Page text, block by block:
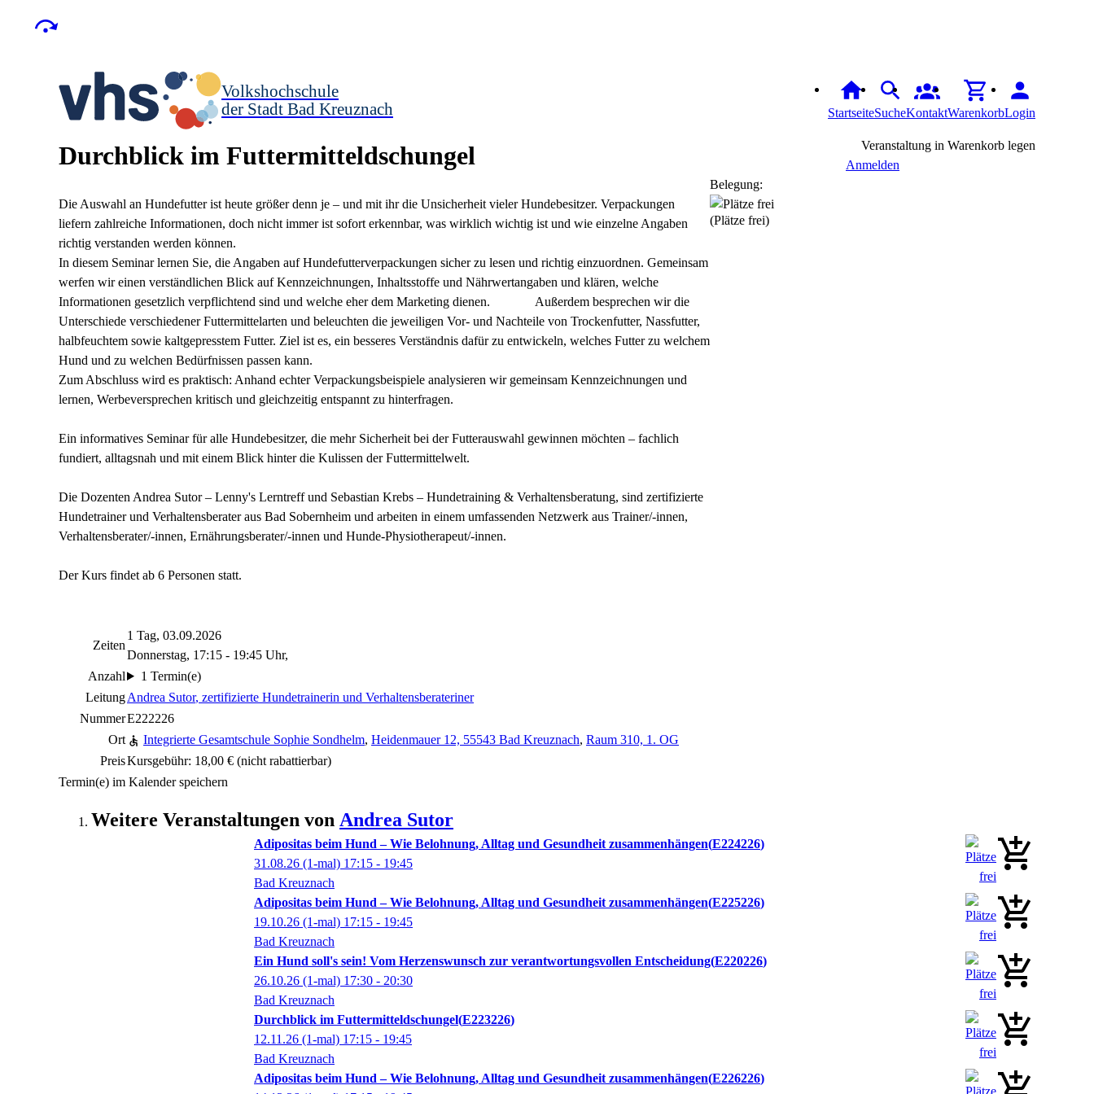
Volkshochschule
der Stadt Bad Kreuznach
StartseiteSucheKontaktWarenkorbLogin
Durchblick im Futtermitteldschungel
Die Auswahl an Hundefutter ist heute größer denn je – und mit ihr die Unsicherheit vieler Hundebesitzer. Verpackungen
liefern zahlreiche Informationen, doch nicht immer ist sofort erkennbar, was wirklich wichtig ist und wie einzelne Angaben
richtig verstanden werden können.
In diesem Seminar lernen Sie, die Angaben auf Hundefutterverpackungen sicher zu lesen und richtig einzuordnen. Gemeinsam
werfen wir einen verständlichen Blick auf Kennzeichnungen, Inhaltsstoffe und Nährwertangaben und klären, welche
Informationen gesetzlich verpflichtend sind und welche eher dem Marketing dienen. Außerdem besprechen wir die
Unterschiede verschiedener Futtermittelarten und beleuchten die jeweiligen Vor- und Nachteile von Trockenfutter, Nassfutter,
halbfeuchtem sowie kaltgepresstem Futter. Ziel ist es, ein besseres Verständnis dafür zu entwickeln, welches Futter zu welchem
Hund und zu welchen Bedürfnissen passen kann.
Zum Abschluss wird es praktisch: Anhand echter Verpackungsbeispiele analysieren wir gemeinsam Kennzeichnungen und
lernen, Werbeversprechen kritisch und gleichzeitig entspannt zu hinterfragen.
Ein informatives Seminar für alle Hundebesitzer, die mehr Sicherheit bei der Futterauswahl gewinnen möchten – fachlich
fundiert, alltagsnah und mit einem Blick hinter die Kulissen der Futtermittelwelt.
Die Dozenten Andrea Sutor – Lenny's Lerntreff und Sebastian Krebs – Hundetraining & Verhaltensberatung, sind zertifizierte
Hundetrainer und Verhaltensberater aus Bad Sobernheim und arbeiten in einem umfassenden Netzwerk aus Trainer/-innen,
Verhaltensberater/-innen, Ernährungsberater/-innen und Hunde-Physiotherapeut/-innen.
Der Kurs findet ab 6 Personen statt.
Zeiten
1 Tag, 03.09.2026
Donnerstag, 17:15 - 19:45 Uhr,
Anzahl
1 Termin(e)
LeitungAndrea Sutor, zertifizierte Hundetrainerin und Verhaltensberateriner
NummerE222226
Ort
Integrierte Gesamtschule Sophie Sondhelm, Heidenmauer 12, 55543 Bad Kreuznach, Raum 310, 1. OG
PreisKursgebühr: 18,00 € (nicht rabattierbar)
Veranstaltung in Warenkorb legen
Anmelden
Belegung:
(Plätze frei)
Termin(e) im Kalender speichern
Weitere Veranstaltungen von Andrea Sutor
Adipositas beim Hund – Wie Belohnung, Alltag und Gesundheit zusammenhängen E224226
31.08.26 (1-mal) 17:15 - 19:45
Bad Kreuznach
Adipositas beim Hund – Wie Belohnung, Alltag und Gesundheit zusammenhängen E225226
19.10.26 (1-mal) 17:15 - 19:45
Bad Kreuznach
Ein Hund soll's sein! Vom Herzenswunsch zur verantwortungsvollen Entscheidung E220226
26.10.26 (1-mal) 17:30 - 20:30
Bad Kreuznach
Durchblick im Futtermitteldschungel E223226
12.11.26 (1-mal) 17:15 - 19:45
Bad Kreuznach
Adipositas beim Hund – Wie Belohnung, Alltag und Gesundheit zusammenhängen E226226